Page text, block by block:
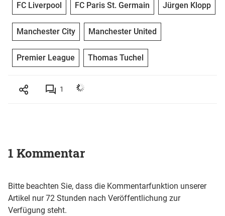
FC Liverpool FC Paris St. Germain Jürgen Klopp
Manchester City Manchester United
Premier League Thomas Tuchel
1
1 Kommentar
Bitte beachten Sie, dass die Kommentarfunktion unserer
Artikel nur 72 Stunden nach Veröffentlichung zur
Verfügung steht.